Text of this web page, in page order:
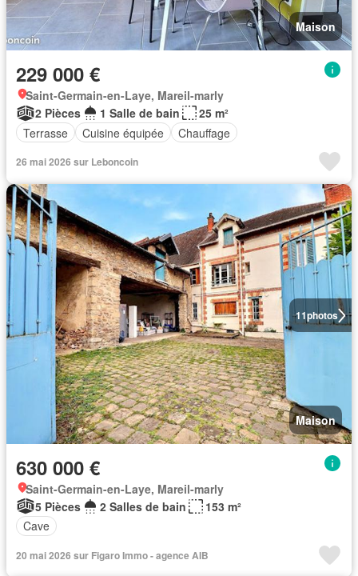
Maison
229 000 €
Saint-Germain-en-Laye, Mareil-marly
2 Pièces
1 Salle de bain
25 m²
Terrasse
Cuisine équipée Chauffage
26 mai 2026 sur Leboncoin
11photos
Maison
630 000 €
Saint-Germain-en-Laye, Mareil-marly
5 Pièces
2 Salles de bain
153 m²
Cave
20 mai 2026 sur Figaro Immo - agence AIB